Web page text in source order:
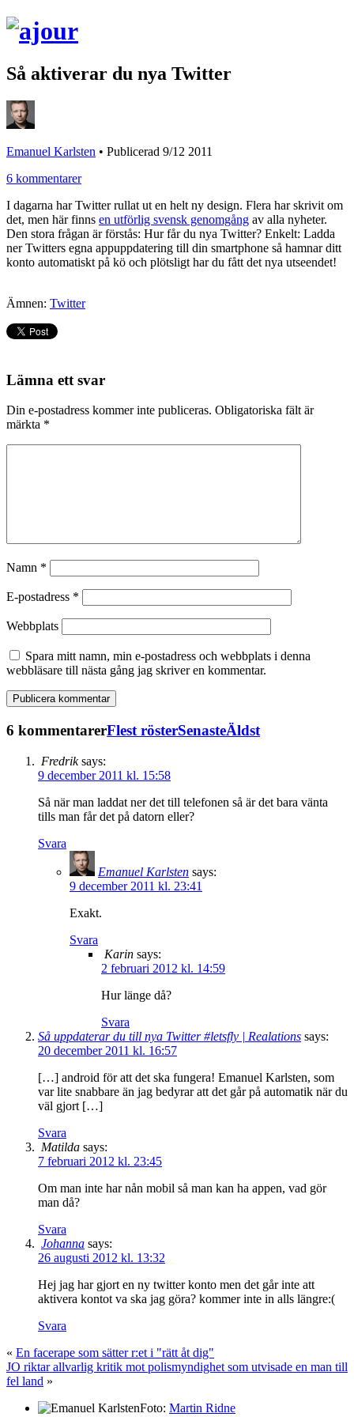
Så aktiverar du nya Twitter
Emanuel Karlsten • Publicerad 9/12 2011
6 kommentarer
I dagarna har Twitter rullat ut en helt ny design. Flera har skrivit om
det, men här finns en utförlig svensk genomgång av alla nyheter.
Den stora frågan är förstås: Hur får du nya Twitter? Enkelt: Ladda
ner Twitters egna appuppdatering till din smartphone så hamnar ditt
konto automatiskt på kö och plötsligt har du fått det nya utseendet!
Ämnen: Twitter
Lämna ett svar
Din e-postadress kommer inte publiceras. Obligatoriska fält är
märkta *
Namn *
E-postadress *
Webbplats
Spara mitt namn, min e-postadress och webbplats i denna
webbläsare till nästa gång jag skriver en kommentar.
6 kommentarerFlest rösterSenasteÄldst
Fredrik says:
9 december 2011 kl. 15:58
Så när man laddat ner det till telefonen så är det bara vänta
tills man får det på datorn eller?
Svara
Emanuel Karlsten says:
9 december 2011 kl. 23:41
Exakt.
Svara
Karin says:
2 februari 2012 kl. 14:59
Hur länge då?
Svara
Så uppdaterar du till nya Twitter #letsfly | Realations says:
20 december 2011 kl. 16:57
[…] android för att det ska fungera! Emanuel Karlsten, som
var lite snabbare än jag bedyrar att det går på automatik när du
väl gjort […]
Svara
Matilda says:
7 februari 2012 kl. 23:45
Om man inte har nån mobil så man kan ha appen, vad gör
man då?
Svara
Johanna says:
26 augusti 2012 kl. 13:32
Hej jag har gjort en ny twitter konto men det går inte att
aktivera kontot va ska jag göra? kommer inte in alls längre:(
Svara
« En facerape som sätter r:et i "rätt åt dig"
JO riktar allvarlig kritik mot polismyndighet som utvisade en man till
fel land »
Foto: Martin Ridne